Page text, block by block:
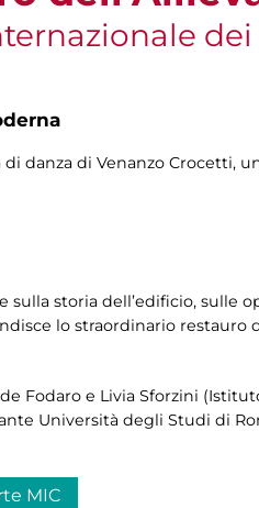
dei
di danza di Venanzo Crocetti,
sulla storia dell’edificio, sulle
lo straordinario restauro
Fodaro e Livia Sforzini
Università degli Studi di
MIC